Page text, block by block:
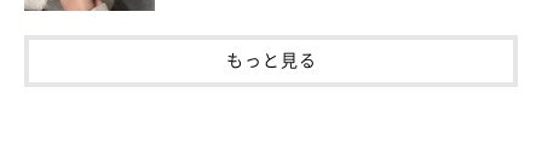
もっと見る